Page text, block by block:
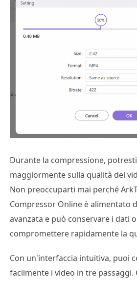
Durante la compressione,
maggiormente sulla qualità del
Non preoccuparti mai perché
Compressor Online è alimentato
avanzata e può conservare i dati
compromettere rapidamente la
Con un'interfaccia intuitiva, puoi
facilmente i video in tre passaggi.